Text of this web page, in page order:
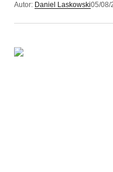
Autor: Daniel Laskowski05/08/